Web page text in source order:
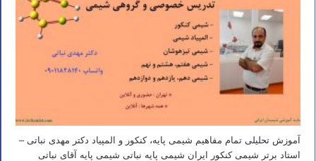
آموزش تحلیلی تمام مفاهیم شیمی پایه، کنکور و المپیاد دکتر مهدی نباتی –
استاد برتر شیمی کنکور ایران شیمی پایه نباتی شیمی پایه آقای نباتی